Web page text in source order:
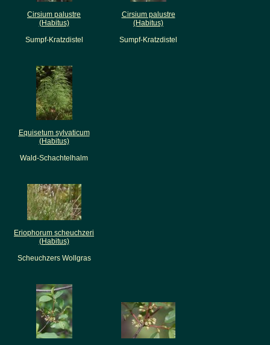
Cirsium palustre
(Habitus)
Sumpf-Kratzdistel
Cirsium palustre
(Habitus)
Sumpf-Kratzdistel
Equisetum sylvaticum
(Habitus)
Wald-Schachtelhalm
Eriophorum scheuchzeri
(Habitus)
Scheuchzers Wollgras